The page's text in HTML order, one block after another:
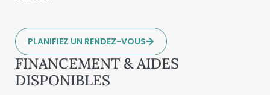
PLANIFIEZ UN RENDEZ-VOUS
FINANCEMENT & AIDES
DISPONIBLES